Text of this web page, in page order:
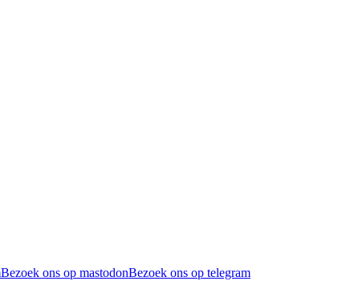
Bezoek ons op mastodonBezoek ons op telegram